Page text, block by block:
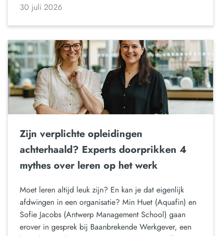
30 juli 2026
Zijn verplichte opleidingen
achterhaald? Experts doorprikken 4
mythes over leren op het werk
Moet leren altijd leuk zijn? En kan je dat eigenlijk
afdwingen in een organisatie? Min Huet (Aquafin) en
Sofie Jacobs (Antwerp Management School) gaan
erover in gesprek bij Baanbrekende Werkgever, een